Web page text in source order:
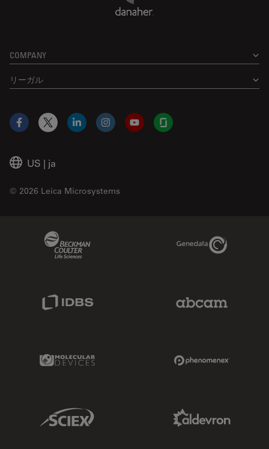
COMPANY
リーガル
US | ja
© 2026 Leica Microsystems
Facebook
X LinkedInInstagramYouTubeGlassdoor
Genedata Link
Molecular Devices Link
Sciex Link